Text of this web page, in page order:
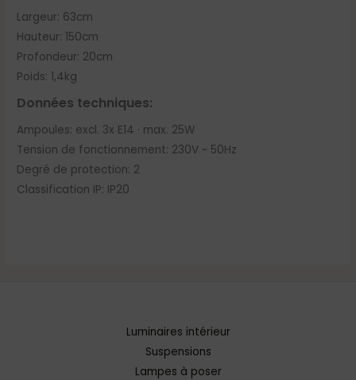
Largeur: 63cm
Hauteur: 150cm
Profondeur: 20cm
Poids: 1,4kg
Données techniques:
Ampoules: excl. 3x E14 · max. 25W
Tension de fonctionnement: 230V ~ 50Hz
Degré de protection: 2
Classification IP: IP20
Luminaires intérieur
Suspensions
Lampes à poser